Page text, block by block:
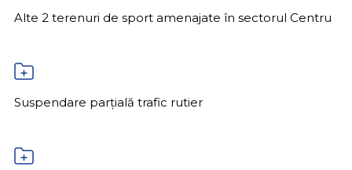
Alte 2 terenuri de sport amenajate în sectorul Centru
Suspendare parțială trafic rutier